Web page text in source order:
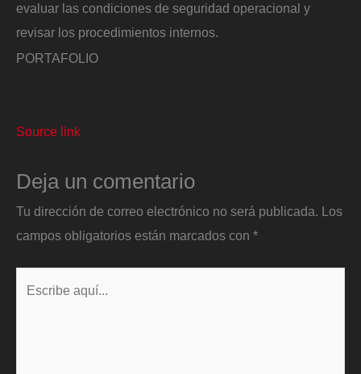
evaluar las condiciones de seguridad operacional y
revisar los procedimientos internos.
PORTAFOLIO
Source link
Deja un comentario
Tu dirección de correo electrónico no será publicada. Los
campos obligatorios están marcados con *